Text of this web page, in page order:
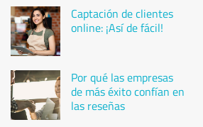
Captación de clientes
online: ¡Así de fácil!
Por qué las empresas
de más éxito confían en
las reseñas